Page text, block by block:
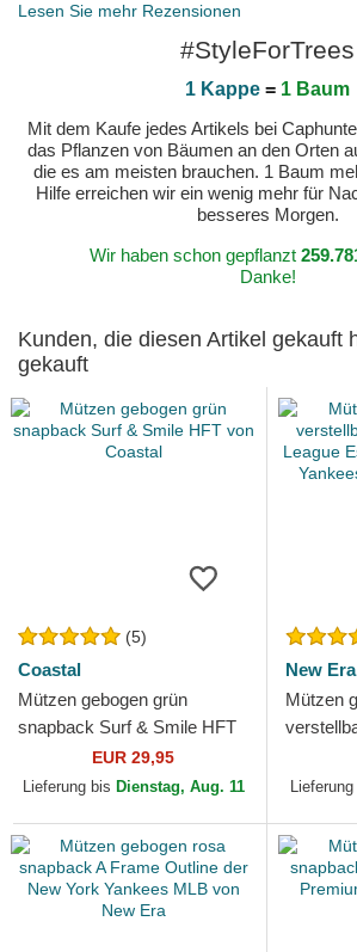
Lesen Sie mehr Rezensionen
#StyleForTrees
1 Kappe = 1 Baum
Mit dem Kaufe jedes Artikels bei
das Pflanzen von Bäumen an den Orten
die es am meisten brauchen. 1 Baum
Hilfe erreichen wir ein wenig mehr für
besseres Morgen.
Wir haben schon gepflanzt
Danke!
Kunden, die diesen Artikel gekauft
gekauft
(5)
Coastal
Mützen gebogen grün
snapback Surf & Smile HFT
von CoastalEUR 29,95
Lieferung bis Dienstag, Aug. 11
New Era
Mützen
League
York